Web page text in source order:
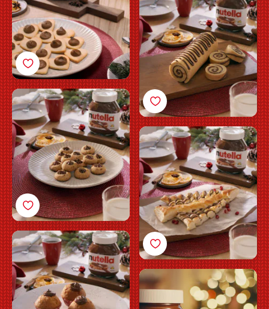
Nutella®
Fylte småkaker med
Nutella®
Butterdeigstre med
Nutella®
Muffins med Nutella®
De feststemte
Nutella<sup>®</sup>-
muffinsene